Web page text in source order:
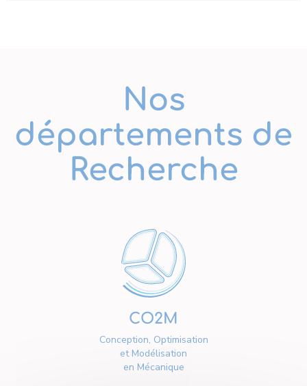
Nos
départements de
Recherche
CO2M
Conception, Optimisation
et Modélisation
en Mécanique